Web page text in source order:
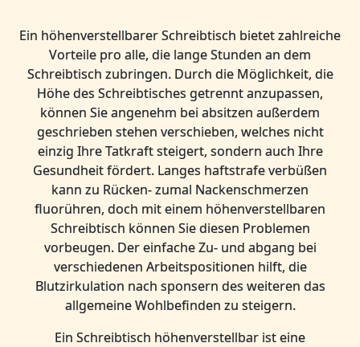
Ein höhenverstellbarer Schreibtisch bietet zahlreiche
Vorteile pro alle, die lange Stunden an dem
Schreibtisch zubringen. Durch die Möglichkeit, die
Höhe des Schreibtisches getrennt anzupassen,
können Sie angenehm bei absitzen außerdem
geschrieben stehen verschieben, welches nicht
einzig Ihre Tatkraft steigert, sondern auch Ihre
Gesundheit fördert. Langes haftstrafe verbüßen
kann zu Rücken- zumal Nackenschmerzen
fluorühren, doch mit einem höhenverstellbaren
Schreibtisch können Sie diesen Problemen
vorbeugen. Der einfache Zu- und abgang bei
verschiedenen Arbeitspositionen hilft, die
Blutzirkulation nach sponsern des weiteren das
allgemeine Wohlbefinden zu steigern.
Ein Schreibtisch höhenverstellbar ist eine